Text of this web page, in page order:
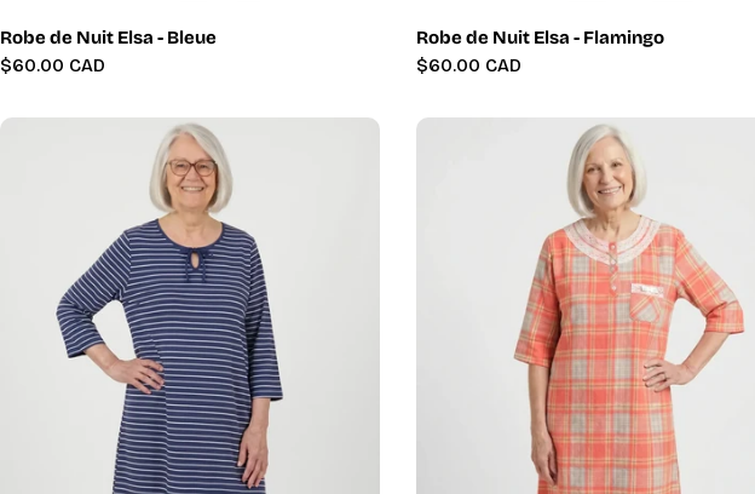
Robe de Nuit Elsa - Bleue
Prix
régulier
$60.00 CAD
Robe de Nuit Elsa - Flamingo
Prix
régulier
$60.00 CAD